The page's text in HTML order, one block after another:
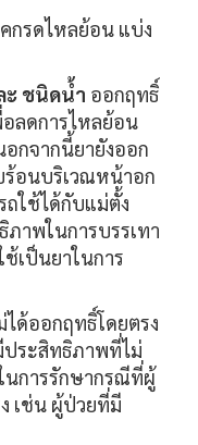
กรดไหลย้อน แบ่ง
ะ ชนิดน้ำ ออกฤทธิ์
อลดการไหลย้อน
อกจากนี้ยายังออก
ร้อนบริเวณหน้าอก
ถใช้ได้กับแม่ตั้ง
าพในการบรรเทา
เป็นยาในการ
ได้ออกฤทธิ์โดยตรง
ประสิทธิภาพที่ไม่
นการรักษากรณีที่ผู้
เช่น ผู้ป่วยที่มี